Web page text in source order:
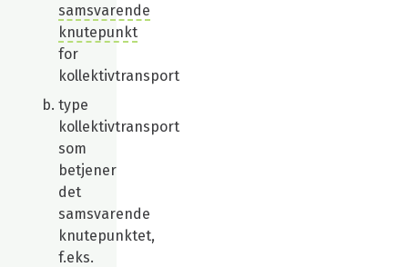
samsvarende
knutepunkt
for
kollektivtransport
type
kollektivtransport
som
betjener
det
samsvarende
knutepunktet,
f.eks.